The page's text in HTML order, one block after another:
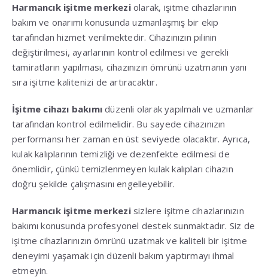
Harmancık işitme merkeziolarak, işitme cihazlarının
bakım ve onarımı konusunda uzmanlaşmış bir ekip
tarafından hizmet verilmektedir. Cihazınızın pilinin
değiştirilmesi, ayarlarının kontrol edilmesi ve gerekli
tamiratların yapılması, cihazınızın ömrünü uzatmanın yanı
sıra işitme kalitenizi de artıracaktır.
İşitme cihazı bakımı düzenli olarak yapılmalı ve uzmanlar
tarafından kontrol edilmelidir. Bu sayede cihazınızın
performansı her zaman en üst seviyede olacaktır. Ayrıca,
kulak kalıplarının temizliği ve dezenfekte edilmesi de
önemlidir, çünkü temizlenmeyen kulak kalıpları cihazın
doğru şekilde çalışmasını engelleyebilir.
Harmancık işitme merkezisizlere işitme cihazlarınızın
bakımı konusunda profesyonel destek sunmaktadır. Siz de
işitme cihazlarınızın ömrünü uzatmak ve kaliteli bir işitme
deneyimi yaşamak için düzenli bakım yaptırmayı ihmal
etmeyin.